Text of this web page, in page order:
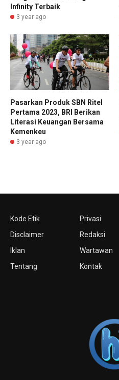
Infinity Terbaik
3 year ago
Pasarkan Produk SBN Ritel
Pertama 2023, BRI Berikan
Literasi Keuangan Bersama
Kemenkeu
3 year ago
Kode Etik
Disclaimer
Iklan
Tentang
Privasi
Redaksi
Wartawan
Kontak